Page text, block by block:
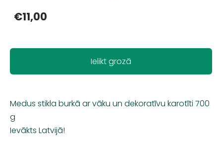
€11,00
Ielikt grozā
Medus stikla burkā ar vāku un dekoratīvu karotīti 700
g
Ievākts Latvijā!